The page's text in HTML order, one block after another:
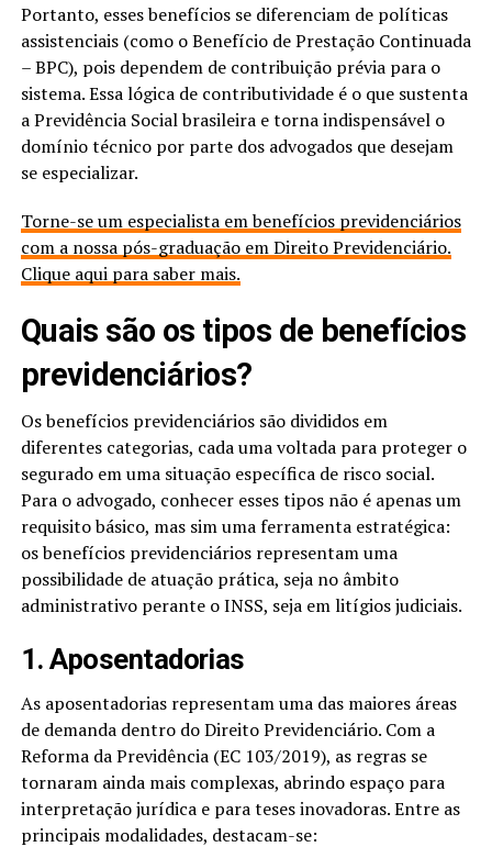
Portanto, esses benefícios se diferenciam de políticas
assistenciais (como o Benefício de Prestação Continuada
– BPC), pois dependem de contribuição prévia para o
sistema. Essa lógica de contributividade é o que sustenta
a Previdência Social brasileira e torna indispensável o
domínio técnico por parte dos advogados que desejam
se especializar.
Torne-se um especialista em benefícios previdenciários
com a nossa pós-graduação em Direito Previdenciário.
Clique aqui para saber mais.
Quais são os tipos de benefícios
previdenciários?
Os benefícios previdenciários são divididos em
diferentes categorias, cada uma voltada para proteger o
segurado em uma situação específica de risco social.
Para o advogado, conhecer esses tipos não é apenas um
requisito básico, mas sim uma ferramenta estratégica:
os benefícios previdenciários representam uma
possibilidade de atuação prática, seja no âmbito
administrativo perante o INSS, seja em litígios judiciais.
1. Aposentadorias
As aposentadorias representam uma das maiores áreas
de demanda dentro do Direito Previdenciário. Com a
Reforma da Previdência (EC 103/2019), as regras se
tornaram ainda mais complexas, abrindo espaço para
interpretação jurídica e para teses inovadoras. Entre as
principais modalidades, destacam-se: